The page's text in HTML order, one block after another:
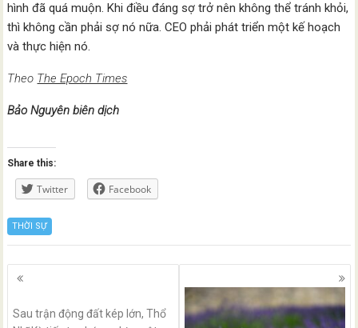
hình đã quá muộn. Khi điều đáng sợ trở nên không thể tránh khỏi,
thì không cần phải sợ nó nữa. CEO phải phát triển một kế hoạch
và thực hiện nó.
Theo The Epoch Times
Bảo Nguyên biên dịch
Share this:
Twitter Facebook
THỜI SỰ
Posts
Sau trận động đất kép lớn, Thổ